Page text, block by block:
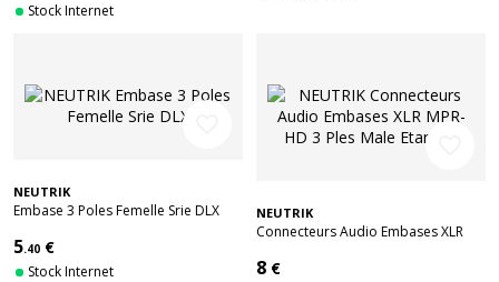
Stock Internet
NEUTRIK
Embase 3 Poles Femelle Srie DLX
5.40 €
Stock Internet
NEUTRIK
Connecteurs Audio Embases XLR
8 €